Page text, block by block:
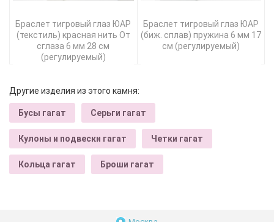
Браслет тигровый глаз ЮАР
(текстиль) красная нить От
сглаза 6 мм 28 см
(регулируемый)
Браслет тигровый глаз ЮАР
(биж. сплав) пружина 6 мм 17
см (регулируемый)
Другие изделия из этого камня:
Бусы гагат Серьги гагат
Кулоны и подвески гагат Четки гагат
Кольца гагат Броши гагат